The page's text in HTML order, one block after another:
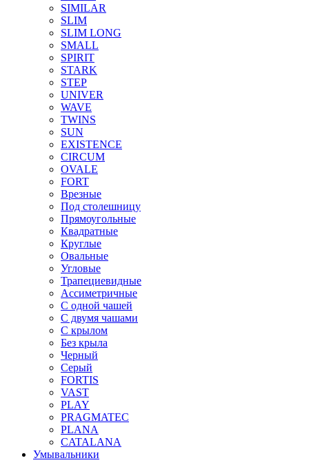
SIMILAR
SLIM
SLIM LONG
SMALL
SPIRIT
STARK
STEP
UNIVER
WAVE
TWINS
SUN
EXISTENCE
CIRCUM
OVALE
FORT
Врезные
Под столешницу
Прямоугольные
Квадратные
Круглые
Овальные
Угловые
Трапециевидные
Ассиметричные
С одной чашей
С двумя чашами
С крылом
Без крыла
Черный
Серый
FORTIS
VAST
PLAY
PRAGMATEC
PLANA
CATALANA
Умывальники